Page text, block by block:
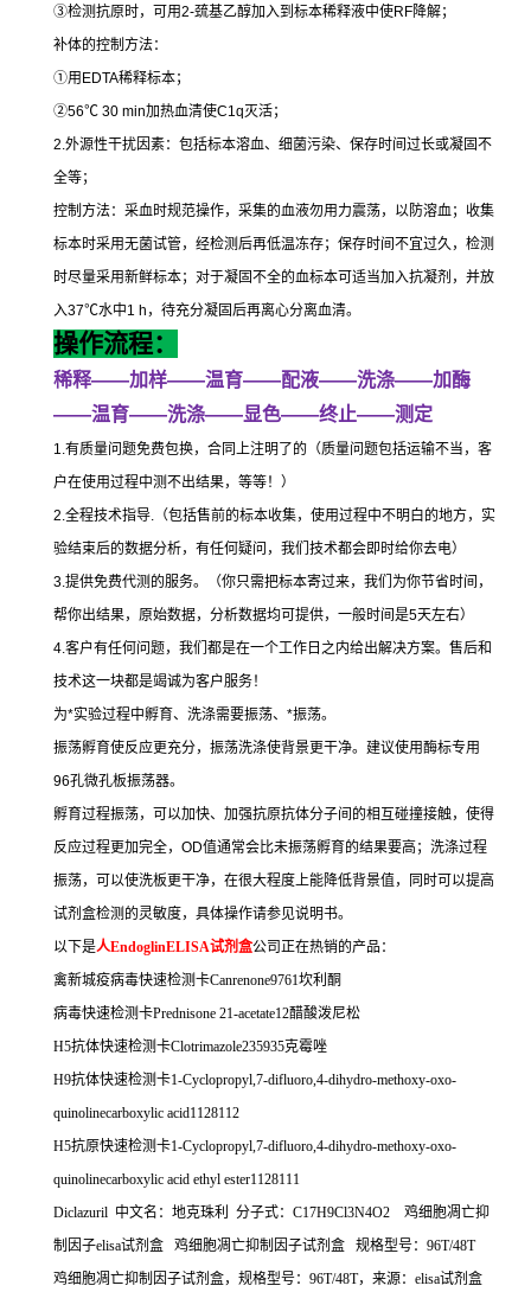
③检测抗原时，可用2-巯基乙醇加入到标本稀释液中使RF降解；
补体的控制方法：
①用 EDTA稀释标本；
②56℃ 30 min加热血清使C1q灭活；
2.外源性干扰因素：包括标本溶血、细菌污染、保存时间过长或凝固不
全等；
控制方法：采血时规范操作，采集的血液勿用力震荡，以防溶血；收集
标本时采用无菌试管，经检测后再低温冻存；保存时间不宜过久，检测
时尽量采用新鲜标本；对于凝固不全的血标本可适当加入抗凝剂，并放
入37℃水中1 h ，待充分凝固后再离心分离血清。
操作流程：
稀释——加样——温育——配液——洗涤——加酶
——温育——洗涤——显色——终止——测定
1.有质量问题免费包换，合同上注明了的（质量问题包括运输不当，客
户在使用过程中测不出结果，等等！）
2.全程技术指导. （包括售前的标本收集，使用过程中不明白的地方，实
验结束后的数据分析，有任何疑问，我们技术都会即时给你去电）
3.提供免费代测的服务。（你只需把标本寄过来，我们为你节省时间，
帮你出结果，原始数据，分析数据均可提供，一般时间是5天左右）
4.客户有任何问题，我们都是在一个工作日之内给出解决方案。售后和
技术这一块都是竭诚为客户服务！
为*实验过程中孵育、洗涤需要振荡、 *振荡。
振荡孵育使反应更充分，振荡洗涤使背景更干净。建议使用酶标专用
96孔微孔板振荡器。
孵育过程振荡，可以加快、加强抗原抗体分子间的相互碰撞接触，使得
反应过程更加完全， OD值通常会比未振荡孵育的结果要高；洗涤过程
振荡，可以使洗板更干净，在很大程度上能降低背景值，同时可以提高
试剂盒检测的灵敏度，具体操作请参见说明书。
以下是人EndoglinELISA试剂盒公司正在热销的产品：
禽新城疫病毒快速检测卡Canrenone9761坎利酮
病毒快速检测卡Prednisone 21-acetate12醋酸泼尼松
H5抗体快速检测卡Clotrimazole235935克霉唑
H9抗体快速检测卡1-Cyclopropyl,7-difluoro,4-dihydro-methoxy-oxo-
quinolinecarboxylic acid1128112
H5抗原快速检测卡1-Cyclopropyl,7-difluoro,4-dihydro-methoxy-oxo-
quinolinecarboxylic acid ethyl ester1128111
Diclazuril 中文名：地克珠利 分子式： C17H9Cl3N4O2 鸡细胞凋亡抑
制因子elisa试剂盒 鸡细胞凋亡抑制因子试剂盒 规格型号： 96T/48T
鸡细胞凋亡抑制因子试剂盒，规格型号： 96T/48T，来源： elisa试剂盒